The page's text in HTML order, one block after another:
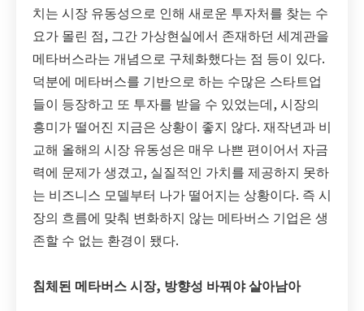
치는 시장 유동성으로 인해 새로운 투자처를 찾는 수
요가 몰린 점, 그간 가상현실에서 존재하던 세계관을
메타버스라는 개념으로 구체화했다는 점 등이 있다.
덕분에 메타버스를 기반으로 하는 수많은 스타트업
들이 등장하고 또 투자를 받을 수 있었는데, 시장의
흥미가 떨어진 지금은 상황이 좋지 않다. 재작년과 비
교해 올해의 시장 유동성은 매우 나쁜 편이어서 자금
력에 문제가 생겼고, 실질적인 가치를 제공하지 못하
는 비즈니스 모델부터 나가 떨어지는 상황이다. 즉 시
장의 흐름에 맞춰 변화하지 않는 메타버스 기업은 생
존할 수 없는 환경이 됐다.
침체된 메타버스 시장, 방향성 바꿔야 살아남아